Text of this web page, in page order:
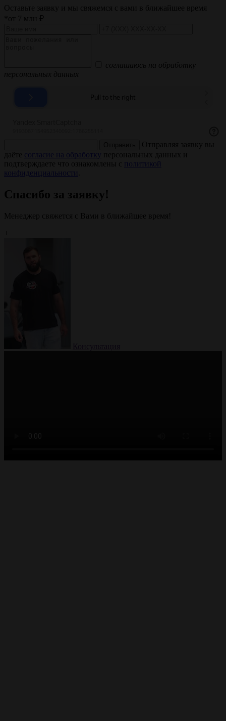
Оставьте заявку и мы свяжемся с вами в ближайшее время
*от 7 млн ₽
соглашаюсь на обработку
персональных данных
Отправляя заявку вы
даёте согласие на обработку
персональных данных и
подтверждаете что ознакомлены с
политикой
конфиденциальности
Спасибо за заявку!
Менеджер свяжется с Вами в ближайшее время!
+